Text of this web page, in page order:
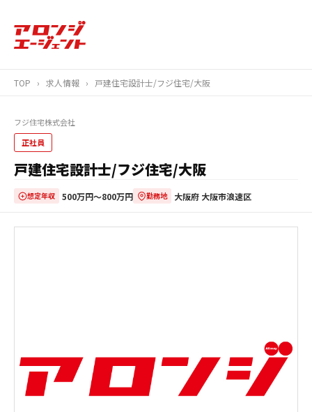
TOP › 求人情報 › 戸建住宅設計士/フジ住宅/大阪
フジ住宅株式会社
正社員
戸建住宅設計士/フジ住宅/大阪
想定年収 500万円〜800万円 勤務地 大阪府 大阪市浪速区